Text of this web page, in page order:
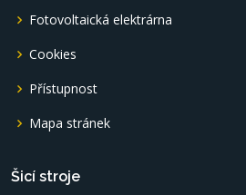
Fotovoltaická elektrárna
Cookies
Přístupnost
Mapa stránek
Šicí stroje